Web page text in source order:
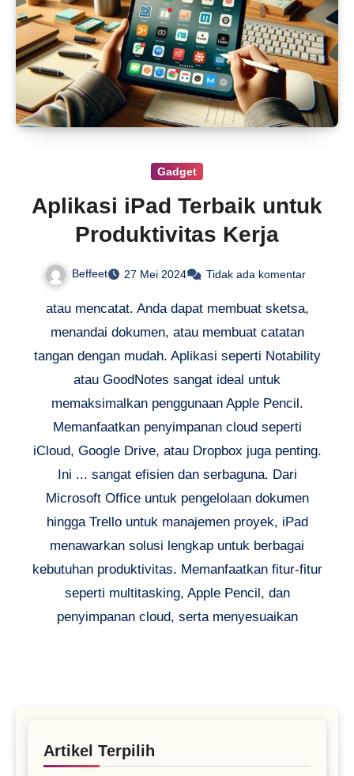
Gadget
Aplikasi iPad Terbaik untuk
Produktivitas Kerja
Beffeet 27 Mei 2024 Tidak ada komentar
atau mencatat. Anda dapat membuat sketsa,
menandai dokumen, atau membuat catatan
tangan dengan mudah. Aplikasi seperti Notability
atau GoodNotes sangat ideal untuk
memaksimalkan penggunaan Apple Pencil.
Memanfaatkan penyimpanan cloud seperti
iCloud, Google Drive, atau Dropbox juga penting.
Ini ... sangat efisien dan serbaguna. Dari
Microsoft Office untuk pengelolaan dokumen
hingga Trello untuk manajemen proyek, iPad
menawarkan solusi lengkap untuk berbagai
kebutuhan produktivitas. Memanfaatkan fitur-fitur
seperti multitasking, Apple Pencil, dan
penyimpanan cloud, serta menyesuaikan
Artikel Terpilih